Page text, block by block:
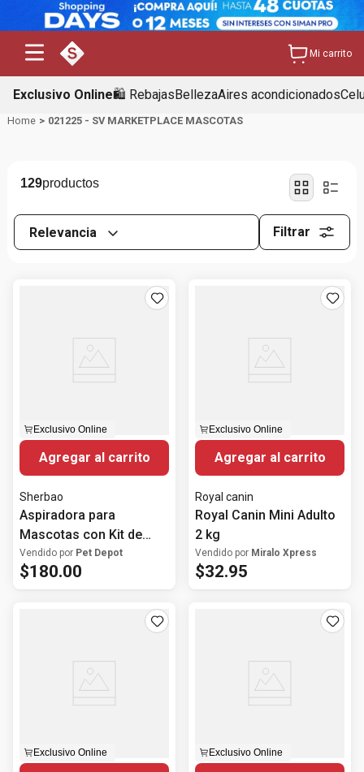
Mi carrito
Exclusivo Online🛍️ RebajasBellezaAires acondicionados
021225 - SV MARKETPLACE MASCOTAS
129
Relevancia Filtrar
Exclusivo Online
Agregar al carrito
Sherbao
Aspiradora para
Mascotas con Kit de
Grooming
Vendido por Pet Depot
$180.00
Exclusivo Online
Agregar al carrito
Royal canin
Royal Canin Mini Adulto
2 kg
Vendido por Miralo Xpress
$32.95
Exclusivo Online Exclusivo Online